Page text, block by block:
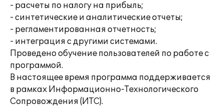
- расчеты по налогу на прибыль;
- синтетические и аналитические отчеты;
- регламентированная отчетность;
- интеграция с другими системами.
Проведено обучение пользователей по работе с
программой.
В настоящее время программа поддерживается
в рамках Информационно-Технологического
Сопровождения (ИТС).